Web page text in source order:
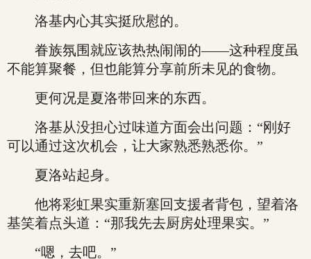
洛基内心其实挺欣慰的。
眷族氛围就应该热热闹闹的——这种程度虽
不能算聚餐，但也能算分享前所未见的食物。
更何况是夏洛带回来的东西。
洛基从没担心过味道方面会出问题：“刚好
可以通过这次机会，让大家熟悉熟悉你。”
夏洛站起身。
他将彩虹果实重新塞回支援者背包，望着洛
基笑着点头道：“那我先去厨房处理果实。”
“嗯，去吧。”